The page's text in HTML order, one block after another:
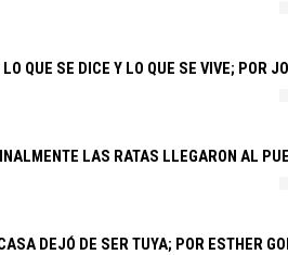
QUE SE DICE Y LO QUE SE VIVE; POR
LAS RATAS LLEGARON AL
DEJÓ DE SER TUYA; POR ESTHER